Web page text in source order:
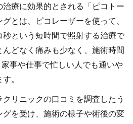
治療に効果的とされる「ピコトー
とは、ピコレーザーを使って、
という短時間で照射する治療で
どなく痛みも少なく、施術時間
事や仕事で忙しい人でも通いや
。
リニックの口コミを調査したう
グを受け、施術の様子や術後の変